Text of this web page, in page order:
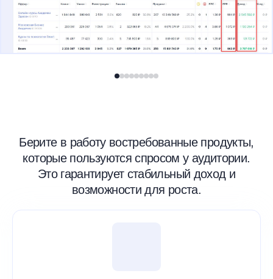
Берите в работу востребованные продукты,
которые пользуются спросом у аудитории.
Это гарантирует стабильный доход и
возможности для роста.